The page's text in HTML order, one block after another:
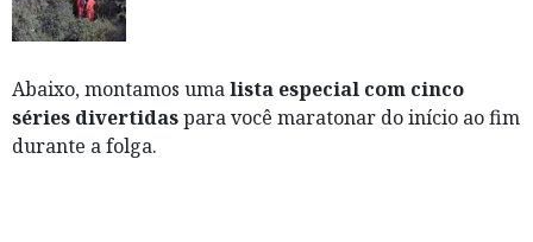
Abaixo, montamos umalista especial com cinco
séries divertidaspara você maratonar do início ao fim
durante a folga.